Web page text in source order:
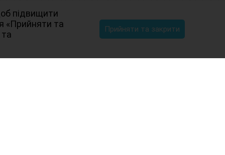
підвищити
«Прийняти та
Прийняти та закрити